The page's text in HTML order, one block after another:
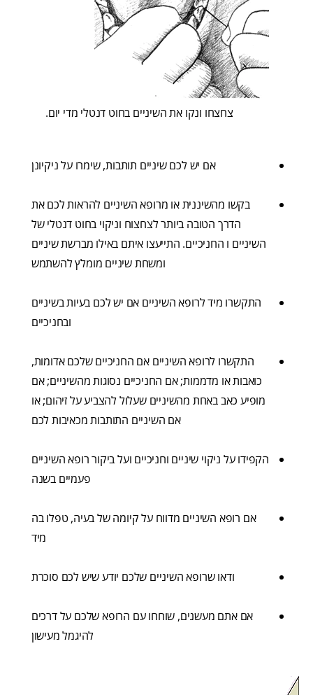
צחצחו ונקו את השיניים בחוט דנטלי מדי יום.
אם יש לכם שיניים תותבות, שימרו על ניקיונן
בקשו מהשיננית או מרופא השיניים להראות לכם את
הדרך הטובה ביותר לצחצוח וניקוי בחוט דנטלי של
השיניים ו החניכיים. התייעצו איתם באילו מברשת שיניים
ומשחת שיניים מומלץ להשתמש
התקשרו מיד לרופא השיניים אם יש לכם בעיות בשיניים
ובחניכיים
התקשרו לרופא השיניים אם החניכיים שלכם אדומות,
כואבות או מדממות; אם החניכיים נסוגות מהשיניים; אם
מופיע כאב באחת מהשיניים שעלול להצביע על זיהום; או
אם השיניים התותבות מכאיבות לכם
הקפידו על ניקוי שיניים וחניכיים ועל ביקור רופא השיניים
פעמיים בשנה
אם רופא השיניים מדווח על קיומה של בעיה, טפלו בה
מיד
ודאו שרופא השיניים שלכם יודע שיש לכם סוכרת
אם אתם מעשנים, שוחחו עם הרופא שלכם על דרכים
להיגמל מעישון